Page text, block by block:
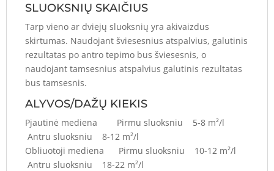
SLUOKSNIŲ SKAIČIUS
Tarp vieno ar dviejų sluoksnių yra akivaizdus
skirtumas. Naudojant šviesesnius atspalvius, galutinis
rezultatas po antro tepimo bus šviesesnis, o
naudojant tamsesnius atspalvius galutinis rezultatas
bus tamsesnis.
ALYVOS/DAŽŲ KIEKIS
Pjautinė mediena Pirmu sluoksniu 5-8 m²/l
Antru sluoksniu 8-12 m²/l
Obliuotoji mediena Pirmu sluoksniu 10-12 m²/l
Antru sluoksniu 18-22 m²/l